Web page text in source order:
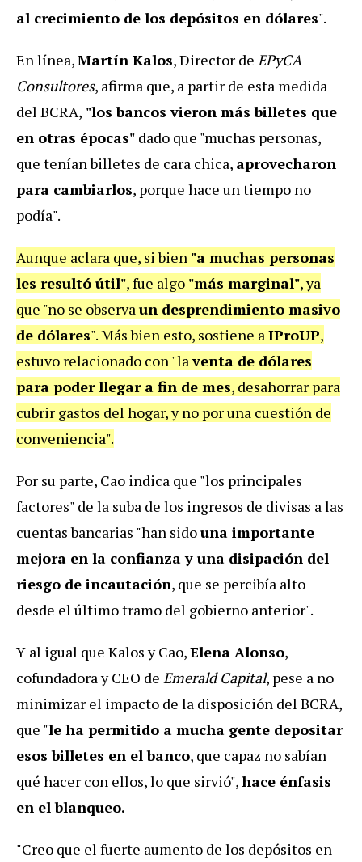
al crecimiento de los depósitos en dólares".
En línea,Martín Kalos, Director de EPyCA
Consultores, afirma que, a partir de esta medida
del BCRA, "los bancos vieron más billetes que
en otras épocas" dado que "muchas personas,
que tenían billetes de cara chica, aprovecharon
para cambiarlos, porque hace un tiempo no
podía".
Aunque aclara que, si bien "a muchas personas
les resultó útil", fue algo "más marginal", ya
que "no se observaun desprendimiento masivo
de dólares".Más bien esto, sostiene aIProUP,
estuvo relacionado con "laventa de dólares
para poder llegar a fin de mes, desahorrar para
cubrir gastos del hogar, y no por una cuestión de
conveniencia".
Por su parte, Cao indica que "los principales
factores" de la suba de los ingresos de divisas a las
cuentas bancarias "han sidouna importante
mejora en la confianza y una disipación del
riesgo de incautación, que se percibía alto
desde el último tramo del gobierno anterior".
Y al igual que Kalos y Cao,Elena Alonso,
cofundadora y CEO de Emerald Capital, pese a no
minimizar el impacto de la disposición del BCRA,
que "le ha permitido a mucha gente depositar
esos billetes en el banco, que capaz no sabían
qué hacer con ellos, lo que sirvió",hace énfasis
en el blanqueo.
"Creo que el fuerte aumento de los depósitos en